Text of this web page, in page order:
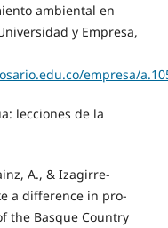
ambiental en
y Empresa,
empresa/
lecciones de la
A., & Izagirre-
a difference in pro-
the Basque Country